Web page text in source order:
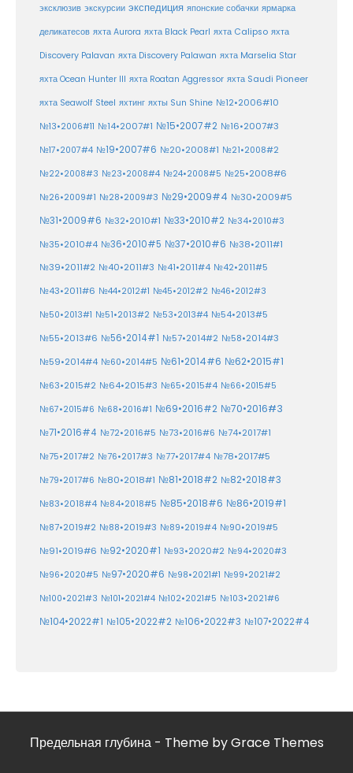
эксклюзив экскурсии экспедиция японские собачки ярмарка
деликатесов яхта Aurora яхта Black Pearl яхта Calipso яхта
Discovery Palavan яхта Discovery Palawan яхта Marselia Star
яхта Ocean Hunter III яхта Roatan Aggressor яхта Saudi Pioneer
яхта Seawolf Steel яхтинг яхты Sun Shine №12•2006#10
№13•2006#11 №14•2007#1 №15•2007#2 №16•2007#3
№17•2007#4 №19•2007#6 №20•2008#1 №21•2008#2
№22•2008#3 №23•2008#4 №24•2008#5 №25•2008#6
№26•2009#1 №28•2009#3 №29•2009#4 №30•2009#5
№31•2009#6 №32•2010#1 №33•2010#2 №34•2010#3
№35•2010#4 №36•2010#5 №37•2010#6 №38•2011#1
№39•2011#2 №40•2011#3 №41•2011#4 №42•2011#5
№43•2011#6 №44•2012#1 №45•2012#2 №46•2012#3
№50•2013#1 №51•2013#2 №53•2013#4 №54•2013#5
№55•2013#6 №56•2014#1 №57•2014#2 №58•2014#3
№59•2014#4 №60•2014#5 №61•2014#6 №62•2015#1
№63•2015#2 №64•2015#3 №65•2015#4 №66•2015#5
№67•2015#6 №68•2016#1 №69•2016#2 №70•2016#3
№71•2016#4 №72•2016#5 №73•2016#6 №74•2017#1
№75•2017#2 №76•2017#3 №77•2017#4 №78•2017#5
№79•2017#6 №80•2018#1 №81•2018#2 №82•2018#3
№83•2018#4 №84•2018#5 №85•2018#6 №86•2019#1
№87•2019#2 №88•2019#3 №89•2019#4 №90•2019#5
№91•2019#6 №92•2020#1 №93•2020#2 №94•2020#3
№96•2020#5 №97•2020#6 №98•2021#1 №99•2021#2
№100•2021#3 №101•2021#4 №102•2021#5 №103•2021#6
№104•2022#1 №105•2022#2 №106•2022#3 №107•2022#4
Предельная глубина - Theme by Grace Themes